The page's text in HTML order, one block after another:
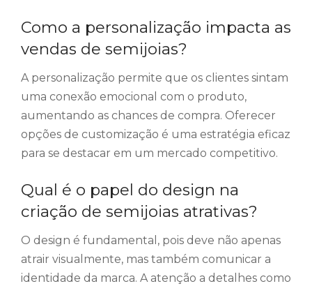
Como a personalização impacta as
vendas de semijoias?
A personalização permite que os clientes sintam
uma conexão emocional com o produto,
aumentando as chances de compra. Oferecer
opções de customização é uma estratégia eficaz
para se destacar em um mercado competitivo.
Qual é o papel do design na
criação de semijoias atrativas?
O design é fundamental, pois deve não apenas
atrair visualmente, mas também comunicar a
identidade da marca. A atenção a detalhes como